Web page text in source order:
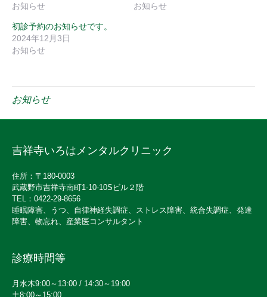
お知らせ
お知らせ
初診予約のお知らせです。
2024年12月3日
お知らせ
お知らせ
吉祥寺いろはメンタルクリニック
住所：〒180-0003
武蔵野市吉祥寺南町1-10-10Sビル２階
TEL：0422-29-8656
睡眠障害、うつ、自律神経失調症、ストレス障害、統合失調症、発達
障害、物忘れ、産業医コンサルタント
診療時間等
月水木9:00～13:00 / 14:30～19:00
土8:00～15:00